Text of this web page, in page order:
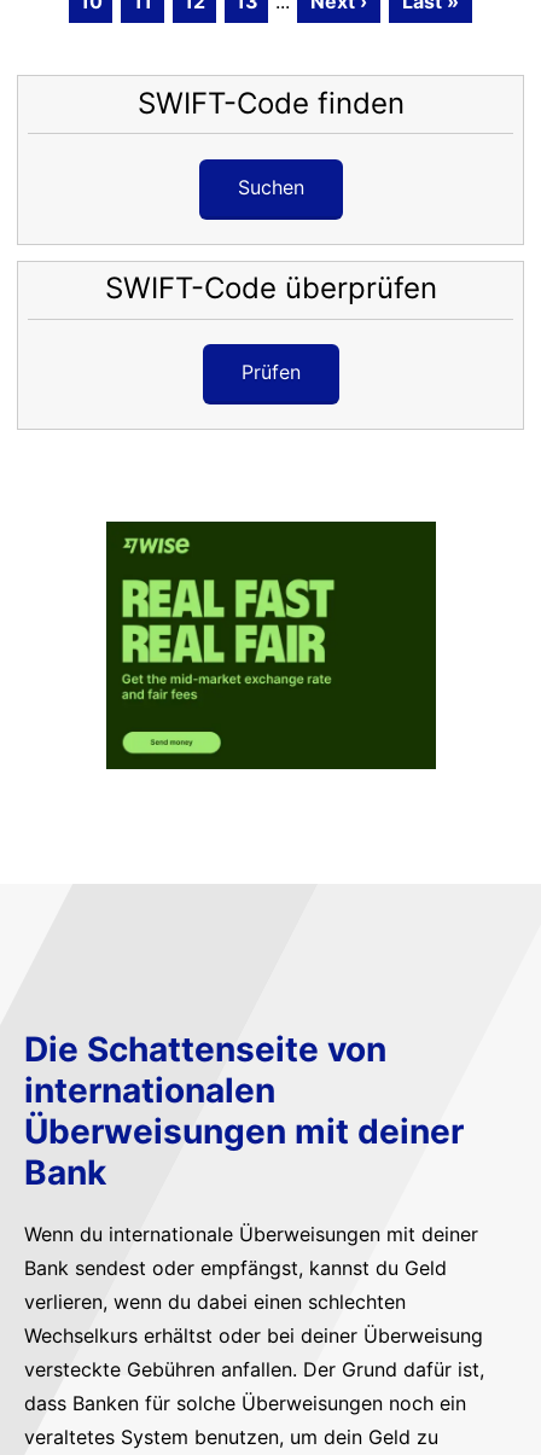
SWIFT-Code finden
Suchen
SWIFT-Code überprüfen
Prüfen
Die Schattenseite von
internationalen
Überweisungen mit deiner
Bank
Wenn du internationale Überweisungen mit deiner
Bank sendest oder empfängst, kannst du Geld
verlieren, wenn du dabei einen schlechten
Wechselkurs erhältst oder bei deiner Überweisung
versteckte Gebühren anfallen. Der Grund dafür ist,
dass Banken für solche Überweisungen noch ein
veraltetes System benutzen, um dein Geld zu